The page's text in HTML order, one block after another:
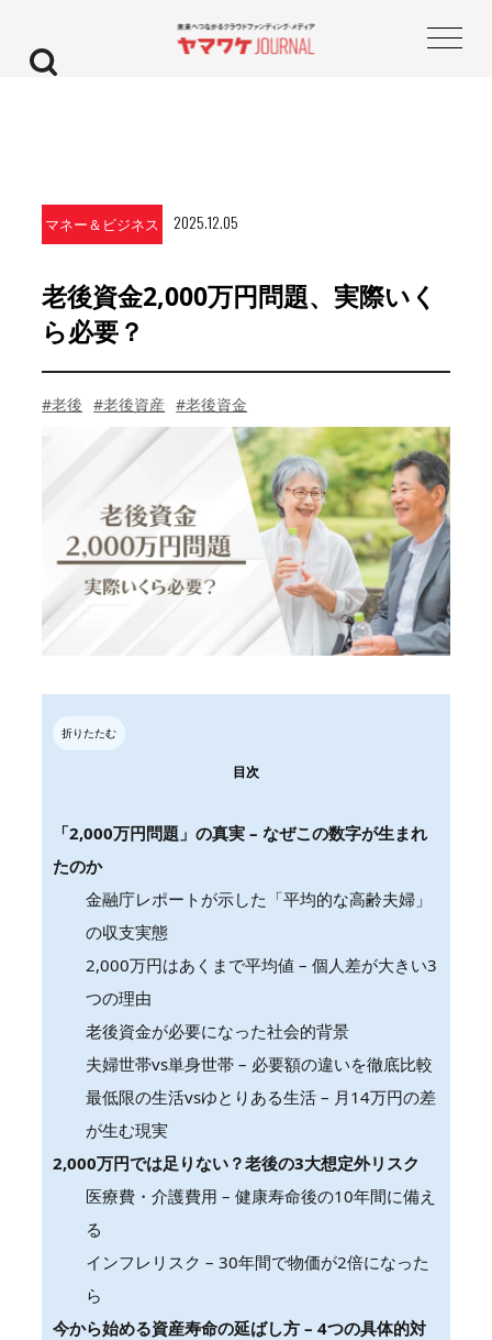
マネー＆ビジネス 2025.12.05
老後資金2,000万円問題、実際いく
ら必要？
#老後 #老後資産 #老後資金
折りたたむ
目次
「2,000万円問題」の真実 – なぜこの数字が生まれ
たのか
金融庁レポートが示した「平均的な高齢夫婦」
の収支実態
2,000万円はあくまで平均値 – 個人差が大きい3
つの理由
老後資金が必要になった社会的背景
夫婦世帯vs単身世帯 – 必要額の違いを徹底比較
最低限の生活vsゆとりある生活 – 月14万円の差
が生む現実
2,000万円では足りない？老後の3大想定外リスク
医療費・介護費用 – 健康寿命後の10年間に備え
る
インフレリスク – 30年間で物価が2倍になった
ら
今から始める資産寿命の延ばし方 – 4つの具体的対